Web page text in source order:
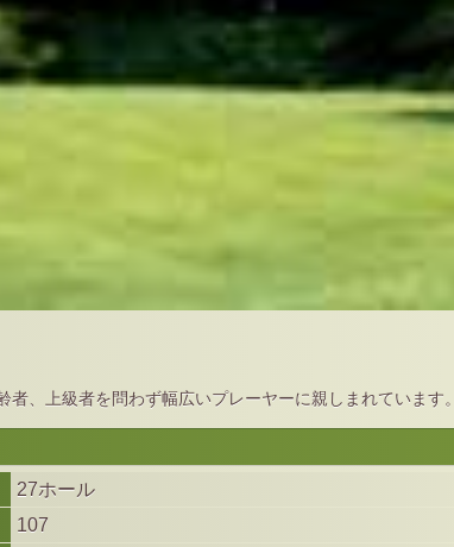
、上級者を問わず幅広いプレーヤーに親しまれています。
27ホール
107